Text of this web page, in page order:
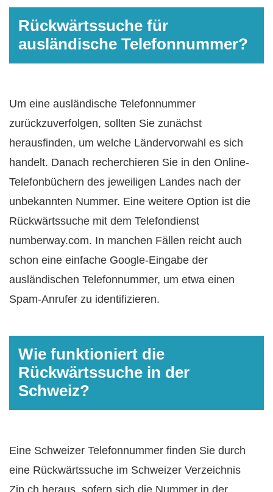
Rückwärtssuche für
ausländische Telefonnummer?
Um eine ausländische Telefonnummer
zurückzuverfolgen, sollten Sie zunächst
herausfinden, um welche Ländervorwahl es sich
handelt. Danach recherchieren Sie in den Online-
Telefonbüchern des jeweiligen Landes nach der
unbekannten Nummer. Eine weitere Option ist die
Rückwärtssuche mit dem Telefondienst
numberway.com. In manchen Fällen reicht auch
schon eine einfache Google-Eingabe der
ausländischen Telefonnummer, um etwa einen
Spam-Anrufer zu identifizieren.
Wie funktioniert die
Rückwärtssuche in der
Schweiz?
Eine Schweizer Telefonnummer finden Sie durch
eine Rückwärtssuche im Schweizer Verzeichnis
Zip.ch heraus, sofern sich die Nummer in der